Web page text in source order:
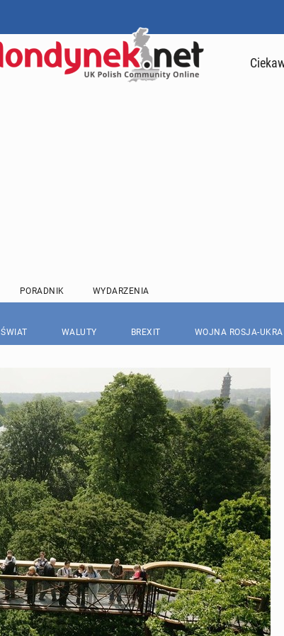
PORADNIK WYDARZENIA
ŚWIAT WALUTY BREXIT WOJNA ROSJA-